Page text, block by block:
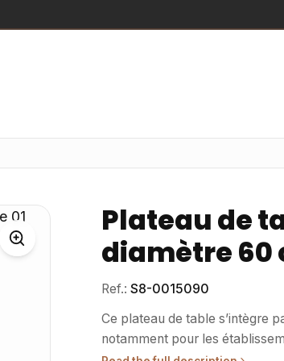
Plateau de
diamètre 60
Ref.: S8-0015090
Ce plateau de table s’intègre
notamment pour les